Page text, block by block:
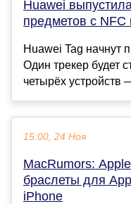
Huawei
предметов с
Huawei Tag начнут
Один трекер будет
четырёх устройств
15:00, 24 Ноя
MacRumors:
браслеты для
iPhone